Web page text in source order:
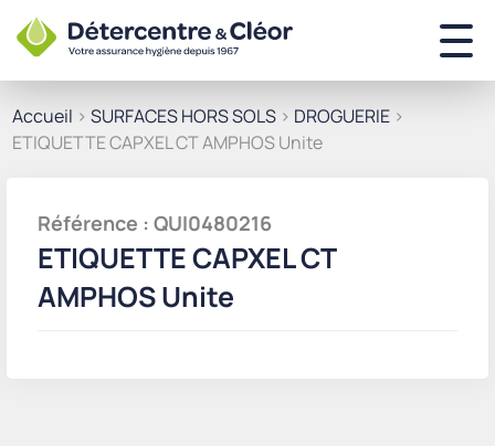
Accueil > SURFACES HORS SOLS > DROGUERIE >
ETIQUETTE CAPXEL CT AMPHOS Unite
Référence : QUI0480216
ETIQUETTE CAPXEL CT
AMPHOS Unite